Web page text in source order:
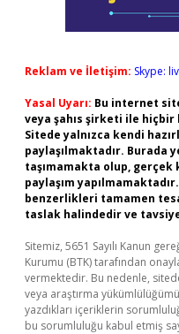
Reklam ve İletişim: Skype:
Yasal Uyarı: Bu internet
veya şahıs şirketi ile hiçbir
Sitede yalnızca kendi
paylaşılmaktadır. Burada
taşımamakta olup, gerçek
paylaşım
benzerlikleri tamamen
taslak halindedir ve
Sitemiz, 5651 Sayılı Kanun
Kurumu (BTK) tarafından
vermektedir. Bu nedenle,
veya araştırma
yazdıkları içeriklerin
bu sorumluluğu kabul etmiş